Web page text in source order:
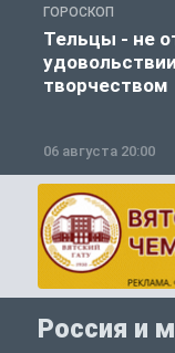
ГОРОСКОП
Тельцы - не
творчеством
06 августа 20:00
Россия и